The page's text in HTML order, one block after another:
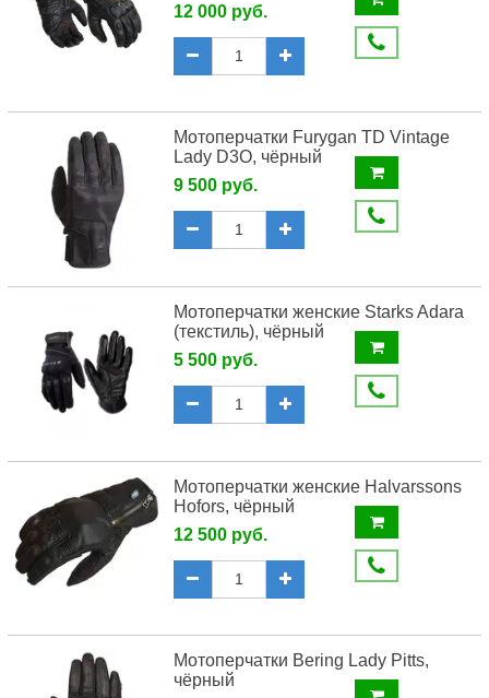
12 000 руб.
Мотоперчатки Furygan TD Vintage
Lady D3O, чёрный
9 500 руб.
Мотоперчатки женские Starks Adara
(текстиль), чёрный
5 500 руб.
Мотоперчатки женские Halvarssons
Hofors, чёрный
12 500 руб.
Мотоперчатки Bering Lady Pitts,
чёрный